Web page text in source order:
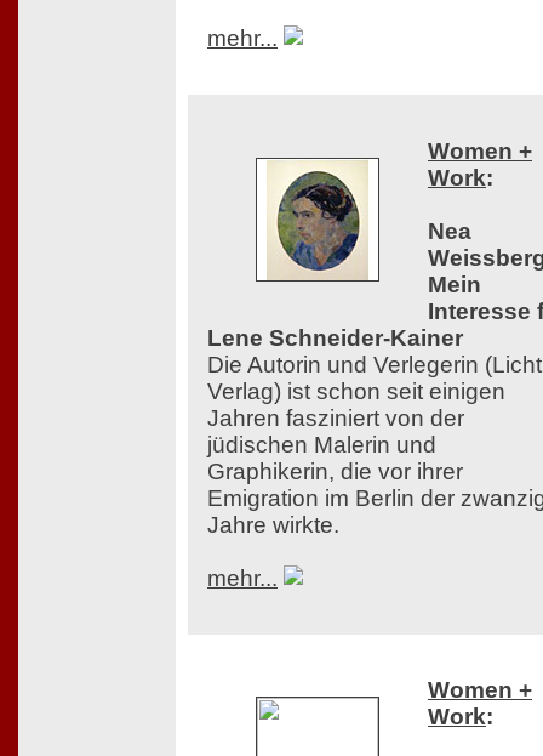
mehr...
Women +
Work:
Nea
Mein
Interesse
Lene Schneider-Kainer
Die Autorin und Verlegerin
Verlag) ist schon seit einigen
Jahren fasziniert von der
jüdischen Malerin und
Graphikerin, die vor ihrer
Emigration im Berlin der
Jahre wirkte.
mehr...
Women +
Work: